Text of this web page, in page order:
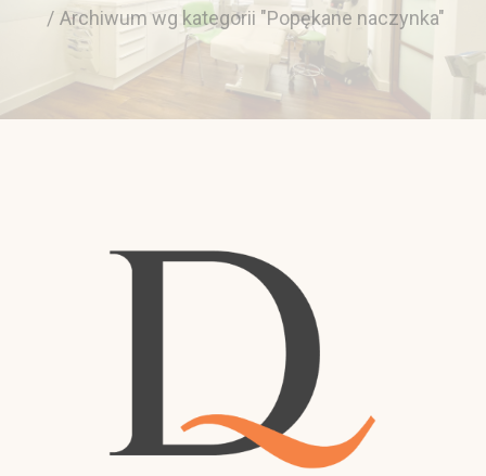
Lekarze dermatolodzy
Cennik
Kontakt
Wyszukiwanie
Archiwum wg kategorii "Popękane naczynka"